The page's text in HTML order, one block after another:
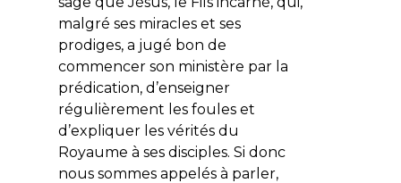
malgré ses miracles et ses
prodiges, a jugé bon de
commencer son ministère par la
prédication, d’enseigner
régulièrement les foules et
d’expliquer les vérités du
Royaume à ses disciples. Si donc
nous sommes appelés à parler,